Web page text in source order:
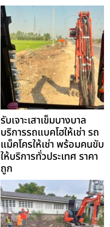
รับเจาะเสาเข็มบางบาล
บริการรถแบคโฮให้เช่า รถ
แม็คโครให้เช่า พร้อมคนขับ
ให้บริการทั่วประเทศ ราคา
ถูก